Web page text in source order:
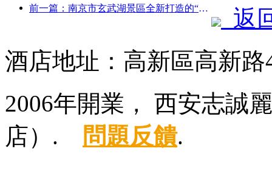
前一篇：南京市玄武湖景區全新打造的“金陵詩仙館”等4座文化場館正式開放
返
酒店地址：高新區高新路
2006年開業， 西安志誠
店）.
問題反饋.